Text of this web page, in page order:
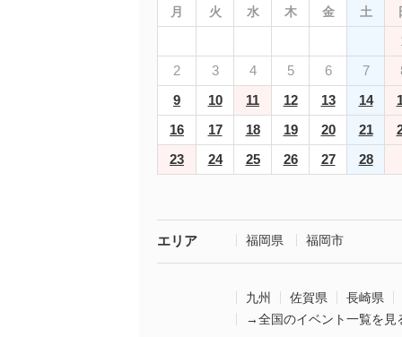
月 火 水 木 金 土
2
3 4 5 6 7
9
10 11 12 13 14
16
17 18 19 20 21
23
24 25 26 27 28
エリア 福岡県 福岡市
九州 佐賀県
長崎県
→全国のイベント一覧を見